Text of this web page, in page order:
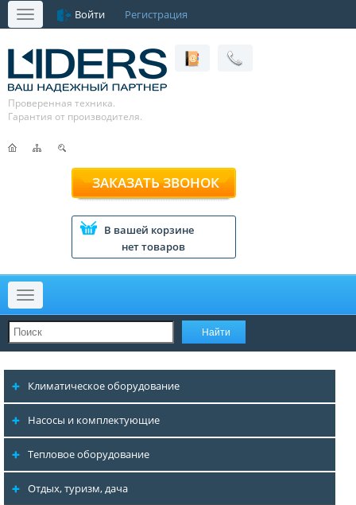
Меню Войти Регистрация
Проверенная техника.
Гарантия от производителя.
ЗАКАЗАТЬ ЗВОНОК
В вашей корзине
нет товаров
Меню
Климатическое оборудование
Насосы и комплектующие
Тепловое оборудование
Отдых, туризм, дача